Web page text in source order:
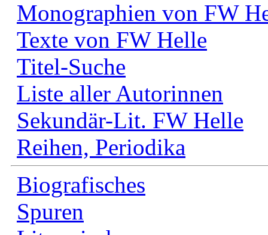
Monographien von FW
Texte von FW Helle
Titel-Suche
Liste aller Autorinnen
Sekundär-Lit. FW Helle
Reihen, Periodika
Biografisches
Spuren